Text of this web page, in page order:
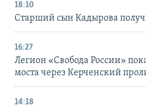
18:10
Старший сын Кадырова
16:27
Легион «Свобода России»
моста через Керченский
14:18